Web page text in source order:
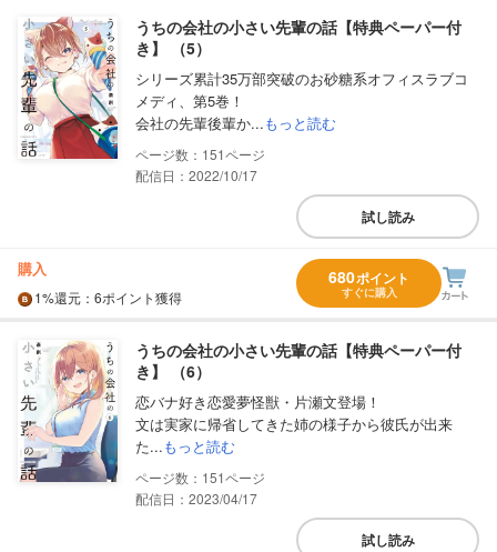
うちの会社の小さい先輩の話【特典ペーパー付
き】 （5）
シリーズ累計35万部突破のお砂糖系オフィスラブコ
メディ、第5巻！
会社の先輩後輩か...もっと読む
151
配信日：2022/10/17
試し読み
購入
1%還元 ：6ポイント獲得
680ポイント
すぐに購入
うちの会社の小さい先輩の話【特典ペーパー付
き】 （6）
恋バナ好き恋愛夢怪獣・片瀬文登場！
文は実家に帰省してきた姉の様子から彼氏が出来
た...もっと読む
151
配信日：2023/04/17
試し読み